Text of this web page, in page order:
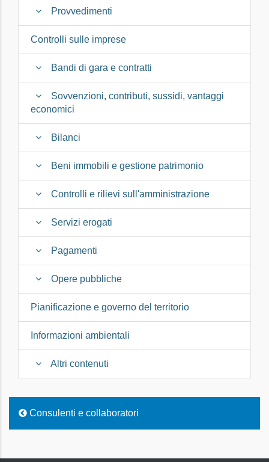
Provvedimenti
Controlli sulle imprese
Bandi di gara e contratti
Sovvenzioni, contributi, sussidi, vantaggi
economici
Bilanci
Beni immobili e gestione patrimonio
Controlli e rilievi sull'amministrazione
Servizi erogati
Pagamenti
Opere pubbliche
Pianificazione e governo del territorio
Informazioni ambientali
Altri contenuti
Consulenti e collaboratori